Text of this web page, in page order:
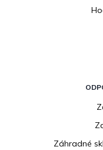
Záhradné